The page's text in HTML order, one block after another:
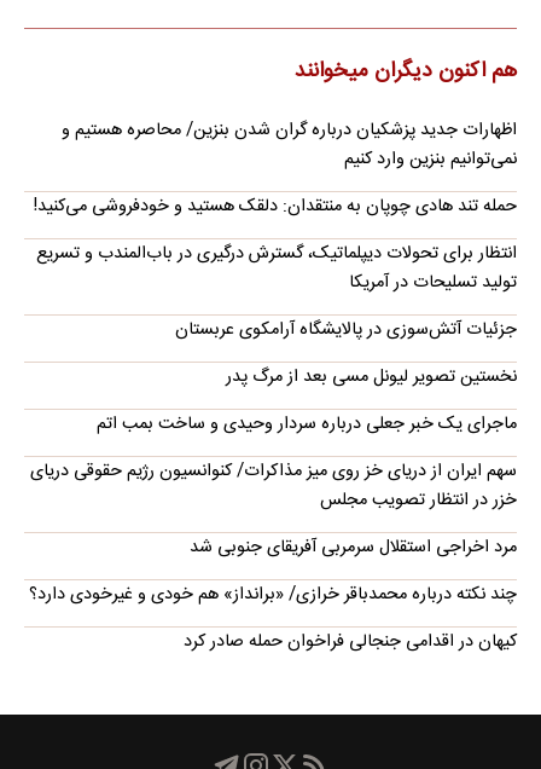
هم اکنون دیگران میخوانند
اظهارات جدید پزشکیان درباره گران شدن بنزین/ محاصره هستیم و
نمی‌توانیم بنزین وارد کنیم
حمله تند هادی چوپان به منتقدان: دلقک هستید و خودفروشی می‌کنید!
انتظار برای تحولات دیپلماتیک، گسترش درگیری در باب‌المندب و تسریع
تولید تسلیحات در آمریکا
جزئیات آتش‌سوزی در پالایشگاه آرامکوی عربستان
نخستین تصویر لیونل مسی بعد از مرگ پدر
ماجرای یک خبر جعلی درباره سردار وحیدی و ساخت بمب اتم
سهم ایران از دریای خز روی میز مذاکرات/ کنوانسیون رژیم حقوقی دریای
خزر در انتظار تصویب مجلس
مرد اخراجی استقلال سرمربی آفریقای جنوبی شد
چند نکته درباره محمدباقر خرازی/ «برانداز» هم خودی و غیرخودی دارد؟
کیهان در اقدامی جنجالی فراخوان حمله صادر کرد